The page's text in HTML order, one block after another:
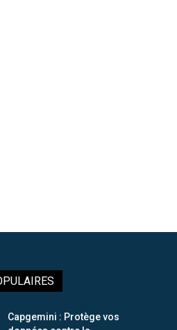
Capgemini : Protège vos